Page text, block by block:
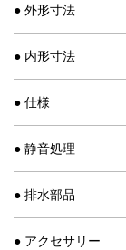
● 外形寸法
● 内形寸法
● 仕様
● 静音処理
● 排水部品
● アクセサリー